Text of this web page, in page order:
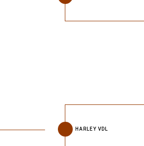
HARLEY VDL